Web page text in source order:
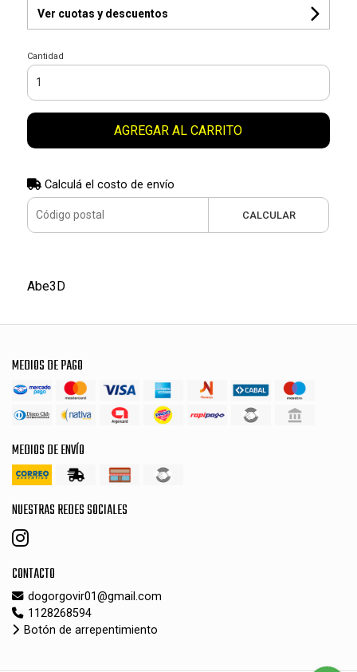
Ver cuotas y descuentos
Cantidad
AGREGAR AL CARRITO
Calculá el costo de envío
CALCULAR
Abe3D
MEDIOS DE PAGO
MEDIOS DE ENVÍO
NUESTRAS REDES SOCIALES
CONTACTO
dogorgovir01@gmail.com
1128268594
Botón de arrepentimiento